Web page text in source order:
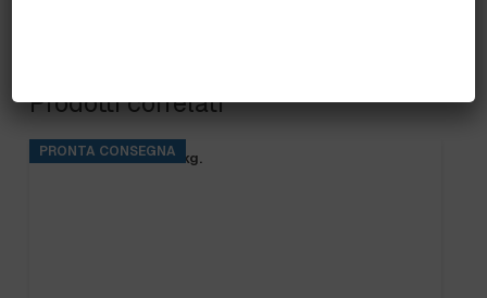
Prodotti correlati
PRONTA CONSEGNA
BASE RINS S2 ta.5 kg.